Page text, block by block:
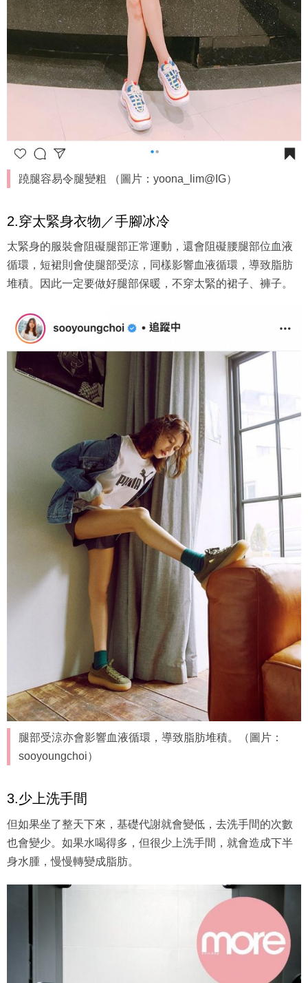
蹺腿容易令腿變粗 （圖片：yoona_lim@IG）
2.穿太緊身衣物／手腳冰冷
太緊身的服裝會阻礙腿部正常運動，還會阻礙腰腿部位血液
循環，短裙則會使腿部受涼，同樣影響血液循環，導致脂肪
堆積。因此一定要做好腿部保暖，不穿太緊的裙子、褲子。
腿部受涼亦會影響血液循環，導致脂肪堆積。（圖片：
sooyoungchoi）
3.少上洗手間
但如果坐了整天下來，基礎代謝就會變低，去洗手間的次數
也會變少。如果水喝得多，但很少上洗手間，就會造成下半
身水腫，慢慢轉變成脂肪。